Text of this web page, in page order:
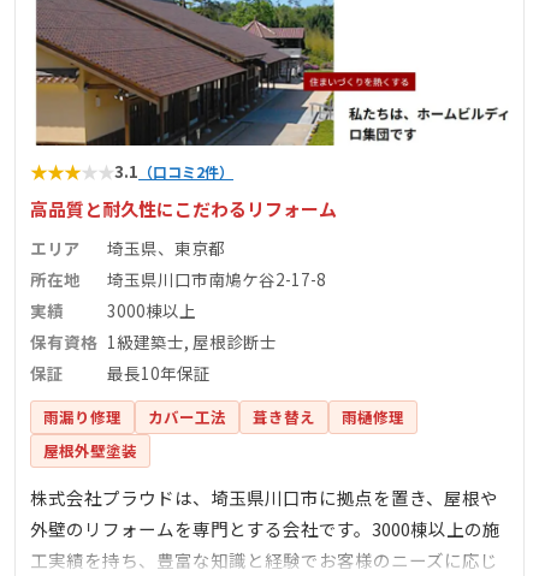
★★★★★3.1 （口コミ2件）
高品質と耐久性にこだわるリフォーム
エリア
埼玉県、東京都
所在地
埼玉県川口市南鳩ケ谷2-17-8
実績
3000棟以上
保有資格 1級建築士, 屋根診断士
保証
最長10年保証
雨漏り修理 カバー工法 葺き替え
雨樋修理
屋根外壁塗装
株式会社プラウドは、埼玉県川口市に拠点を置き、屋根や
外壁のリフォームを専門とする会社です。3000棟以上の施
工実績を持ち、豊富な知識と経験でお客様のニーズに応じ